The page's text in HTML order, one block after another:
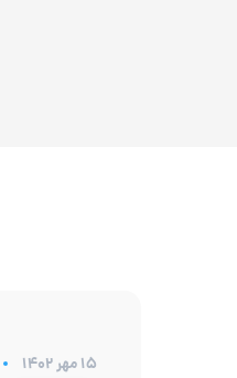
۱۵ مهر ۱۴۰۲